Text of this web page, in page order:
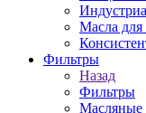
Масла
Фильтры
Назад
Фильтры
Масляные